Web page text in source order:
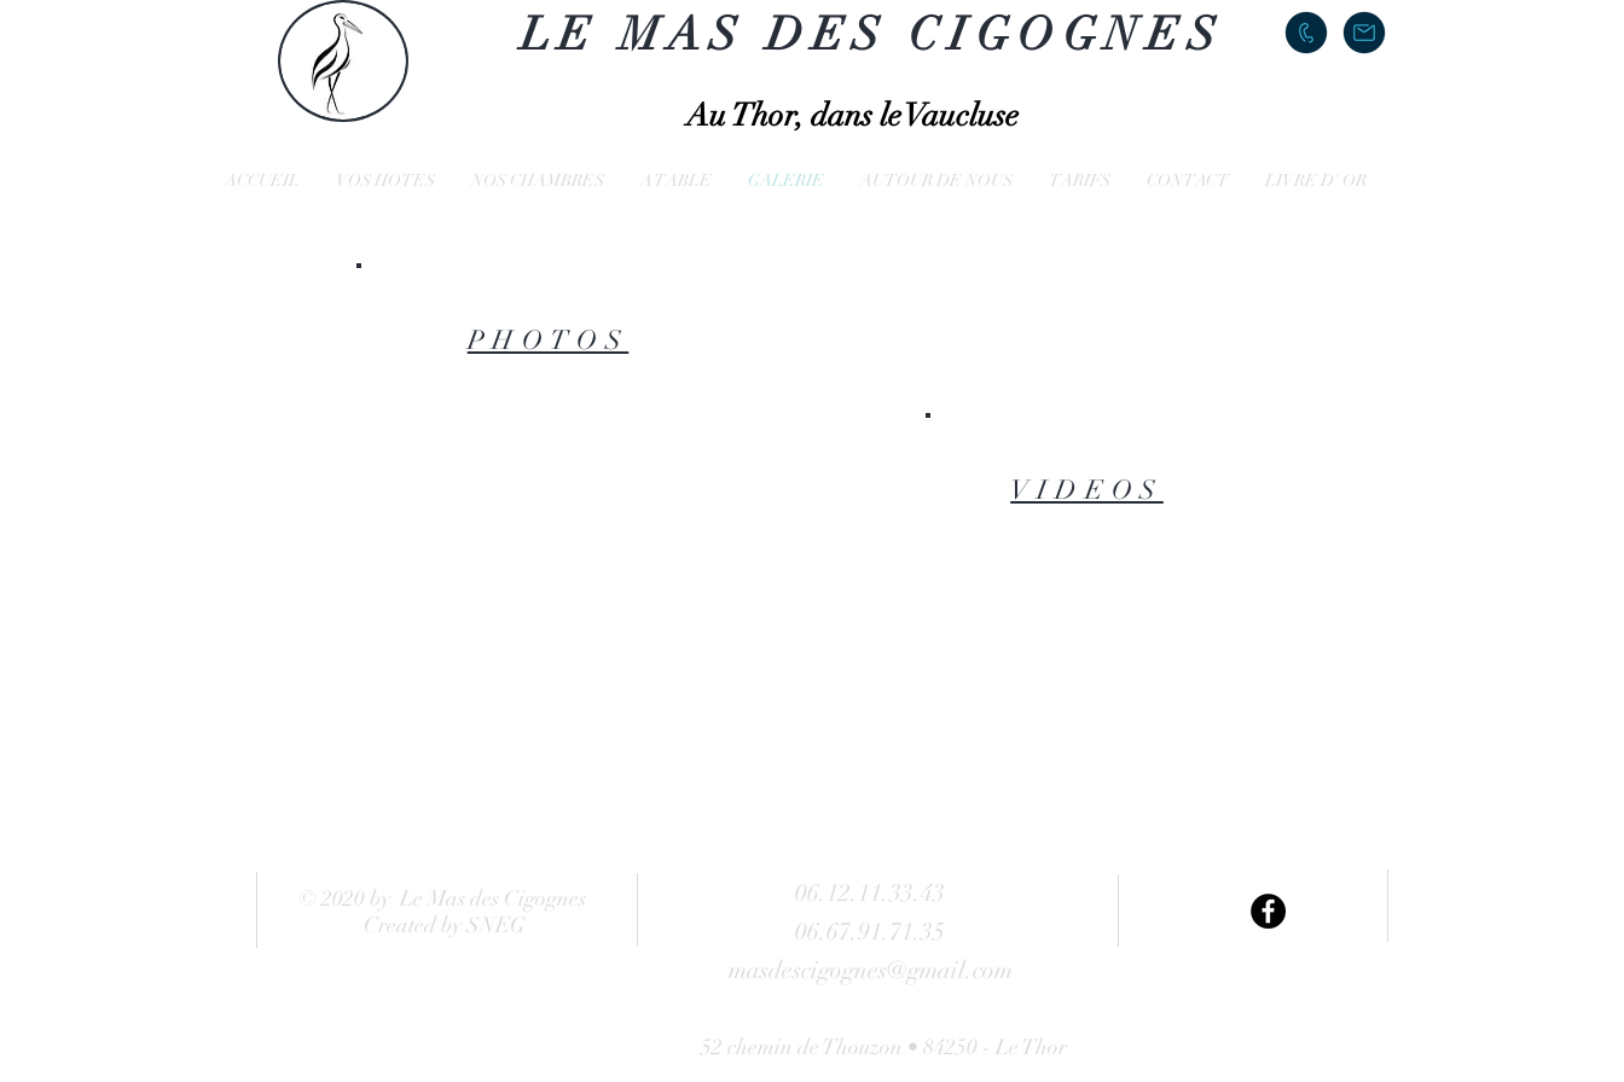
LE MAS DES CIGOGNES
Au Thor, dans le Vaucluse
ACCUEIL VOS HOTES NOS CHAMBRES A TABLE GALERIE AUTOUR DE NOUS TARIFS CONTACT LIVRE D' OR
PHOTOS
VIDEOS
© 2020 by Le Mas des Cigognes
Created by SNEG
06.12.11.33.43
06.67.91.71.35
masdescigognes@gmail.com
52 chemin de Thouzon • 84250 - Le Thor